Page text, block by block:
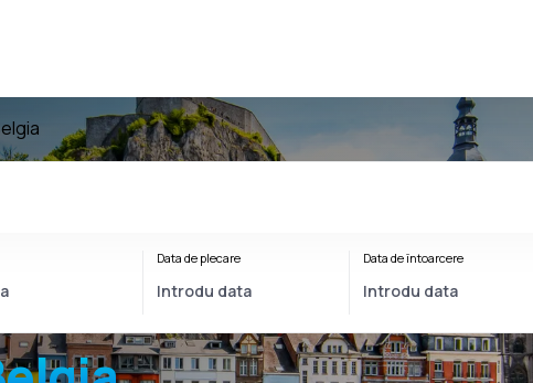
Data de plecare Data de întoarcere